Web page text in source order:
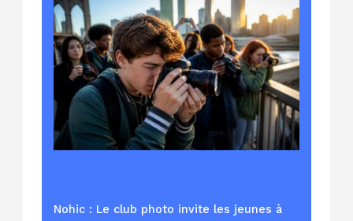
Nohic : Le club photo invite les jeunes à